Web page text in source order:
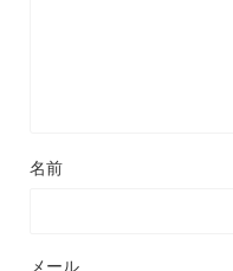
名前
メール